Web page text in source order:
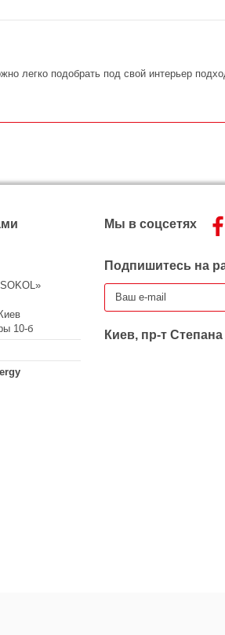
легко подобрать под свой интерьер
Киев
10-б
Мы в соцсетях
Подпишитесь на
Киев, пр-т